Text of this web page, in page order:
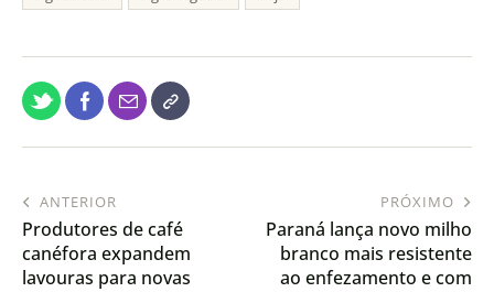
ANTERIOR
Produtores de café
canéfora expandem
lavouras para novas
PRÓXIMO
Paraná lança novo milho
branco mais resistente
ao enfezamento e com